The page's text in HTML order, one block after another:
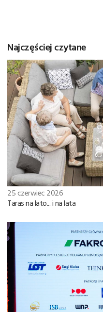
Najczęściej czytane
25 czerwiec 2026
Taras na lato... i na lata